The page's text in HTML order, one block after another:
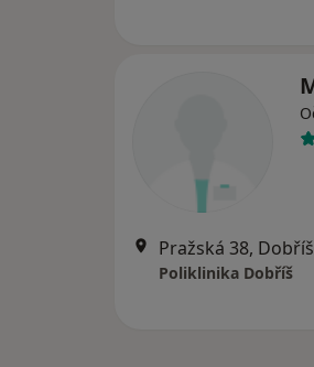
Pražská 38, Dobříš
Poliklinika Dobříš